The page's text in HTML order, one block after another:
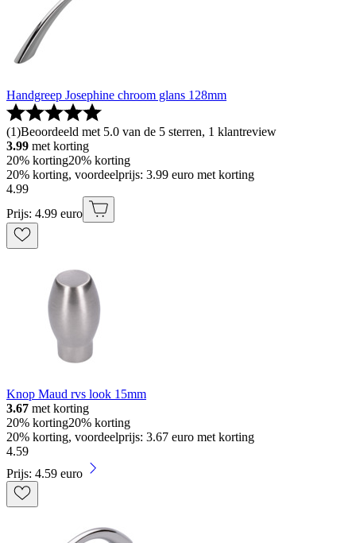
Handgreep Josephine chroom glans 128mm
(1)Beoordeeld met 5.0 van de 5 sterren, 1 klantreview
3.99 met korting
20% korting20% korting
20% korting, voordeelprijs: 3.99 euro met korting
4.99
Prijs: 4.99 euro
Knop Maud rvs look 15mm
3.67 met korting
20% korting20% korting
20% korting, voordeelprijs: 3.67 euro met korting
4.59
Prijs: 4.59 euro